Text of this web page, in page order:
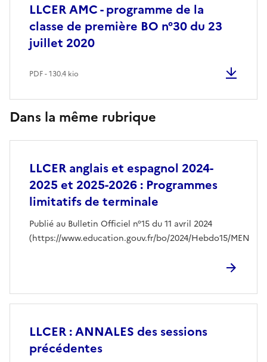
LLCER AMC - programme de la
classe de première BO n°30 du 23
juillet 2020
PDF - 130.4 kio
Dans la même rubrique
LLCER anglais et espagnol 2024-
2025 et 2025-2026 : Programmes
limitatifs de terminale
Publié au Bulletin Officiel n°15 du 11 avril 2024
(https://www.education.gouv.fr/bo/2024/Hebdo15/MEN
LLCER : ANNALES des sessions
précédentes